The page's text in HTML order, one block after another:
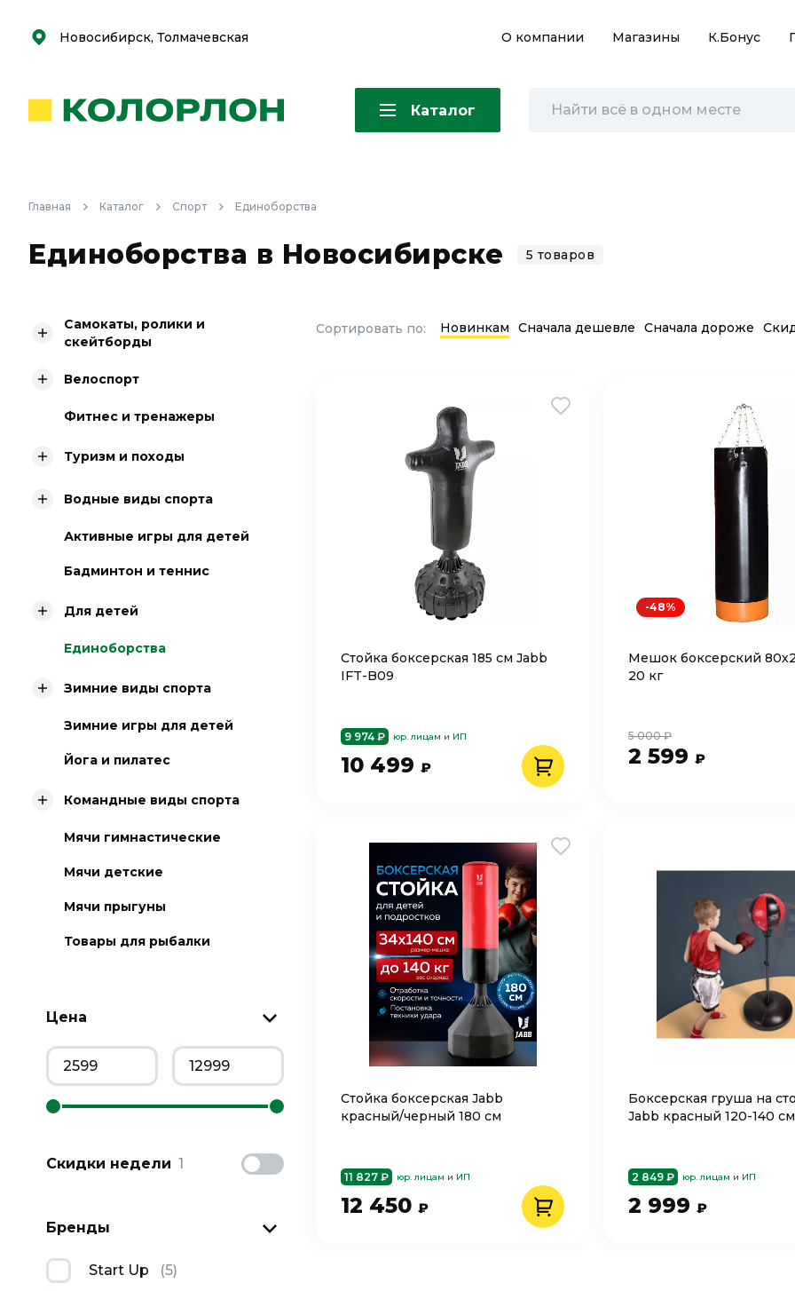
Скоро
Скоро
Новосибирск, Толмачевская О компании Магазины К.Бонус
Каталог
Главная Каталог Спорт Единоборства
Единоборства в Новосибирске 5 товаров
Самокаты, ролики и
скейтборды
Велоспорт
Фитнес и тренажеры
Туризм и походы
Водные виды спорта
Активные игры для детей
Бадминтон и теннис
Для детей
Единоборства
Зимние виды спорта
Зимние игры для детей
Йога и пилатес
Командные виды спорта
Мячи гимнастические
Мячи детские
Мячи прыгуны
Товары для рыбалки
Цена
Скидки недели 1
Бренды
Start Up (5)
Сортировать по: Новинкам Сначала дешевле Сначала дороже
Стойка боксерская 185 см Jabb
IFT-B09
9 974 ₽ юр. лицам и ИП
10 499 ₽
Мешок боксерский
20 кг
2 599 ₽
5 000 ₽
-48%
Стойка боксерская Jabb
красный/черный 180 см
11 827 ₽ юр. лицам и ИП
12 450 ₽
Боксерская груша на
Jabb красный 120-140 см
2 849 ₽ юр. лицам и ИП
2 999 ₽